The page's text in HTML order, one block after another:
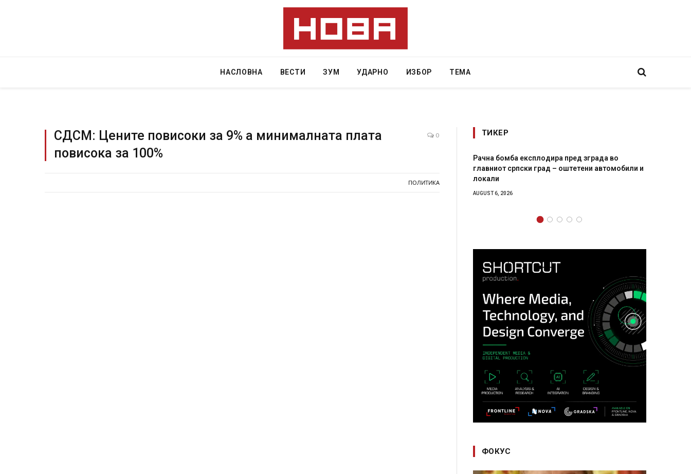
НАСЛОВНА ВЕСТИ ЗУМ УДАРНО ИЗБОР ТЕМА
СДСМ: Цените повисоки за 9% а минималната плата
повисока за 100%
0
ПОЛИТИКА
ТИКЕР
Рачна бомба експлодира пред зграда во
главниот српски град – оштетени автомобили и
локали
AUGUST 6, 2026
ФОКУС